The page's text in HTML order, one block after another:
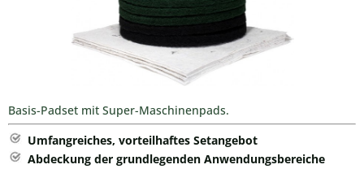
Basis-Padset mit Super-Maschinenpads.
Umfangreiches, vorteilhaftes Setangebot
Abdeckung der grundlegenden Anwendungsbereiche